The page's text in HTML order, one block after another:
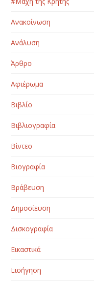
Ανακοίνωση
Ανάλυση
Άρθρο
Αφιέρωμα
Βιβλίο
Βιβλιογραφία
Βίντεο
Βιογραφία
Βράβευση
Δημοσίευση
Δισκογραφία
Εικαστικά
Εισήγηση